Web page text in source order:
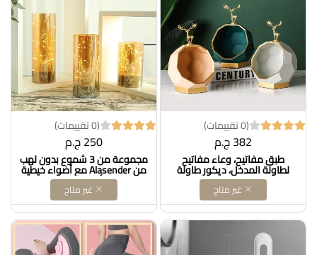
(0 تقييمات)
382 ج.م
طبق مفاتيح، وعاء مفاتيح
لطاولة المدخل، ديكور طاولة
القهوة، وعاء عملي وقابل
للتجميع، صينية تخزين متعددة
الوظائف للمجوهرات والمفاتيح
ومستحضرات التجميل والنظارات
ومحفظة سماعات الرأس (اللون:
أبيض) DOLLAR FOR IMPORT
كود B08V4SRJ9W
غير متاح
(0 تقييمات)
250 ج.م
مجموعة من 3 شموع بدون لهب
من Alasender مع أضواء خيطية
متضمنة وأضواء خرافية تعمل
بالبطارية في مزهرية زجاجية
DOLLAR FOR IMPORT كود
B0CPQ66FM5
غير متاح